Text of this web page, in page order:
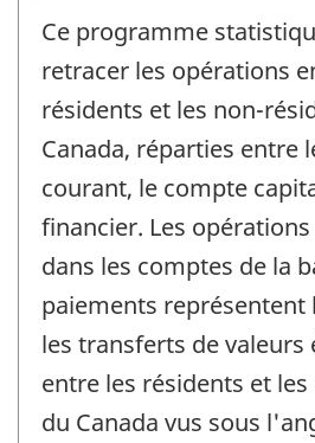
Ce programme
retracer les opérations
résidents et les non-
Canada, réparties entre
courant, le compte
financier. Les
dans les comptes de la
paiements représentent
les transferts de valeurs
entre les résidents et
du Canada vus sous